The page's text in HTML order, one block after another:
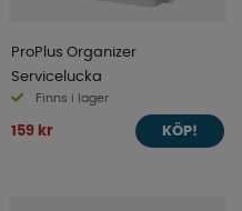
ProPlus Organizer
Servicelucka
Finns i lager
159 kr KÖP!